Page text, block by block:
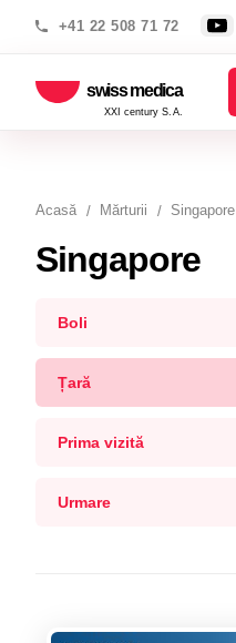
+41 22 508 71 72
swiss medica
XXI century S.A.
Acasă Mărturii Singapore
Singapore
Boli
Țară
Prima vizită
Urmare